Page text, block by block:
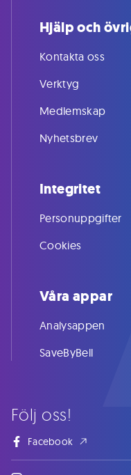
Följ oss!
Facebook
Hjälp och
Kontakta oss
Verktyg
Medlemskap
Nyhetsbrev
Integritet
Personuppgifter
Cookies
Våra appar
Analysappen
SaveByBell